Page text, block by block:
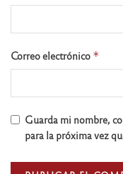
Correo electrónico *
Guarda mi nombre,
para la próxima vez